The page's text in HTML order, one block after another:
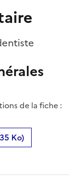
de la fiche :
Ko)